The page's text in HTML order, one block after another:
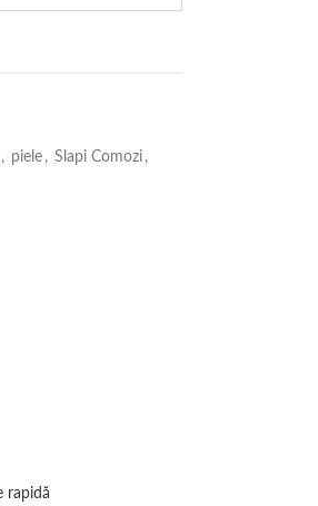
, piele , Slapi Comozi ,
rapidă